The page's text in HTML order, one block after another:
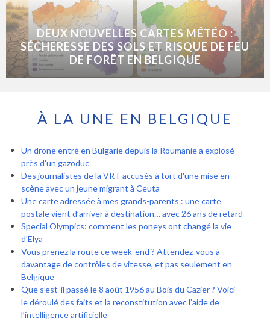
DEUX NOUVELLES CARTES MÉTÉO :
SÉCHERESSE DES SOLS ET RISQUE DE FEU
DE FORÊT EN BELGIQUE
À LA UNE EN BELGIQUE
Un drone entré en Bulgarie depuis la Roumanie a explosé
près d'un gazoduc
Des journalistes de la VRT accusés à tort d'une mise en
scène avec un jeune migrant à Ceuta
Une carte adressée à mes grands-parents : une carte
postale vient d’arriver à destination… avec 26 ans de retard
Special Olympics: comment les poneys ont changé la vie
d'Elya
Vous prenez la route ce week-end ? Attendez-vous à
davantage de contrôles de vitesse, et pas seulement en
Belgique
Que s’est-il passé le 8 août 1956 au Bois du Cazier ? Voici
le déroulé des faits et la reconstitution avec l’aide de
l’intelligence artificielle